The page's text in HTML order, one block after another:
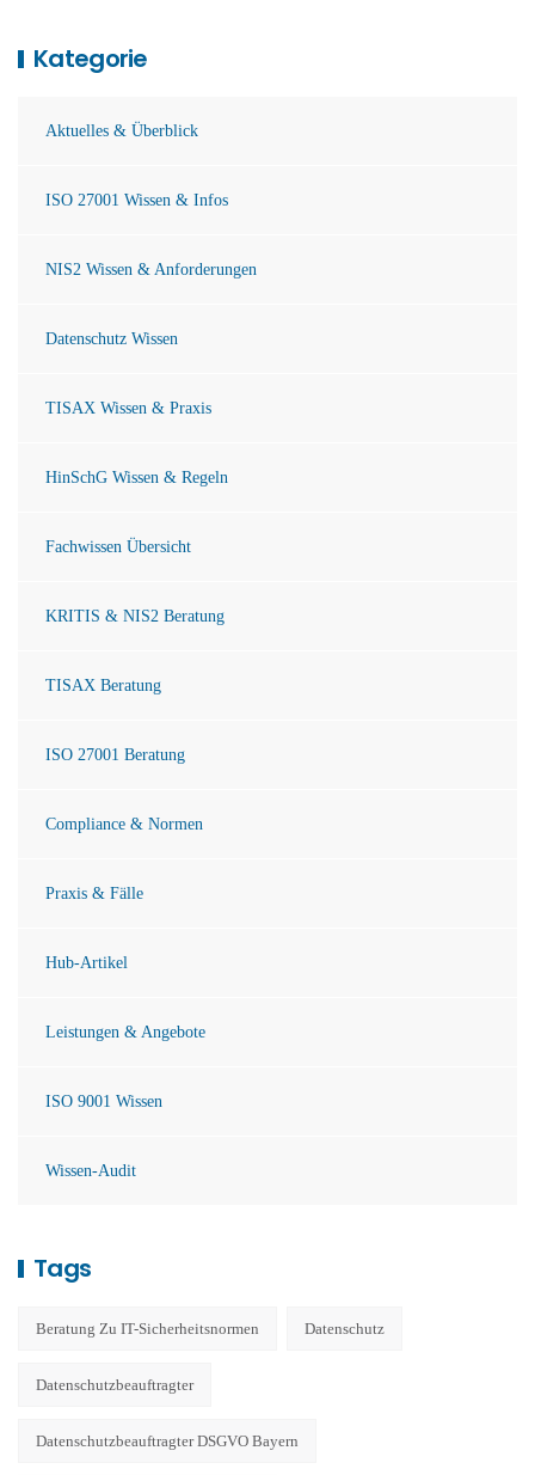
Kategorie
Aktuelles & Überblick
ISO 27001 Wissen & Infos
NIS2 Wissen & Anforderungen
Datenschutz Wissen
TISAX Wissen & Praxis
HinSchG Wissen & Regeln
Fachwissen Übersicht
KRITIS & NIS2 Beratung
TISAX Beratung
ISO 27001 Beratung
Compliance & Normen
Praxis & Fälle
Hub-Artikel
Leistungen & Angebote
ISO 9001 Wissen
Wissen-Audit
Tags
Beratung Zu IT-Sicherheitsnormen Datenschutz
Datenschutzbeauftragter
Datenschutzbeauftragter DSGVO Bayern